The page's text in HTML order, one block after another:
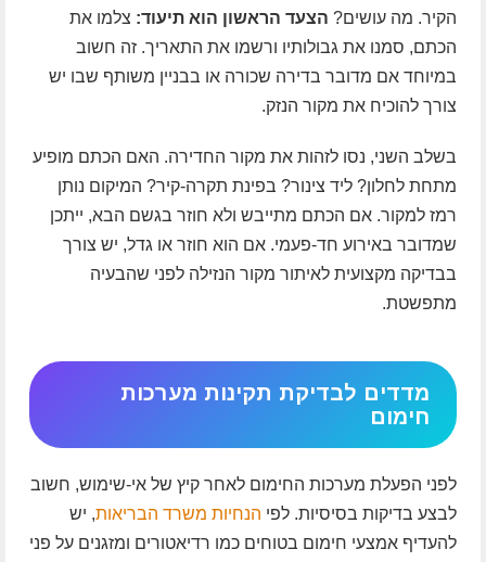
הקיר. מה עושים? הצעד הראשון הוא תיעוד: צלמו את
הכתם, סמנו את גבולותיו ורשמו את התאריך. זה חשוב
במיוחד אם מדובר בדירה שכורה או בבניין משותף שבו יש
צורך להוכיח את מקור הנזק.
בשלב השני, נסו לזהות את מקור החדירה. האם הכתם מופיע
מתחת לחלון? ליד צינור? בפינת תקרה-קיר? המיקום נותן
רמז למקור. אם הכתם מתייבש ולא חוזר בגשם הבא, ייתכן
שמדובר באירוע חד-פעמי. אם הוא חוזר או גדל, יש צורך
בבדיקה מקצועית לאיתור מקור הנזילה לפני שהבעיה
מתפשטת.
מדדים לבדיקת תקינות מערכות
חימום
לפני הפעלת מערכות החימום לאחר קיץ של אי-שימוש, חשוב
לבצע בדיקות בסיסיות. לפי הנחיות משרד הבריאות, יש
להעדיף אמצעי חימום בטוחים כמו רדיאטורים ומזגנים על פני